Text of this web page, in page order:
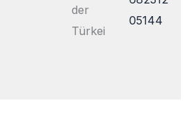
der
Türkei
05144